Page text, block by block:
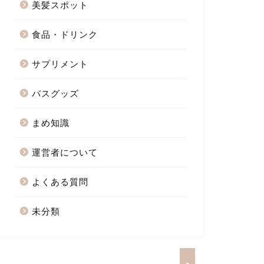
美髪スポット
食品・ドリンク
サプリメント
バスグッズ
まめ知識
運営者について
よくある質問
未分類